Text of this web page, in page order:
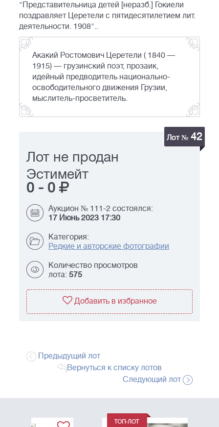
"Представительница детей [неразб.] Гокиели
поздравляет Церетели с пятидесятилетием лит.
деятельности. 1908"..
Акакий Ростомович Церетели ( 1840 —
1915) — грузинский поэт, прозаик,
идейный предводитель национально-
освободительного движения Грузии,
мыслитель-просветитель.
Лот № 42
Лот не продан
Эстимейт
0 - 0
Аукцион № 111-2 состоялся:
17 Июнь 2023 17:30
Категория:
Редкие и авторские фотографии
Количество просмотров
лота: 575
Добавить в избранное
Предыдущий лот
Вернуться к списку лотов
Следующий лот